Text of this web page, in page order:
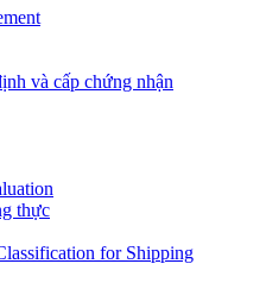
và cấp chứng nhận
thực
for Shipping